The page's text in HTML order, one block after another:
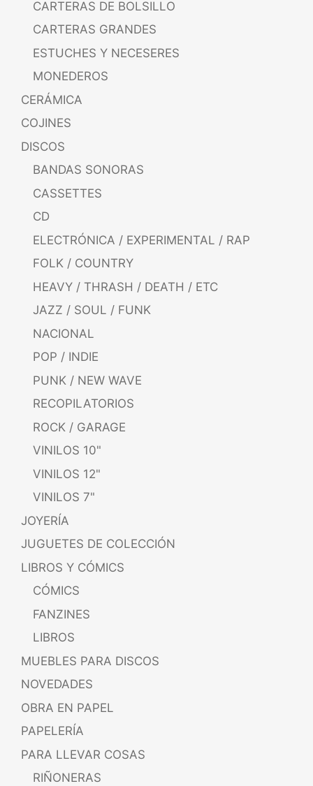
CARTERAS DE BOLSILLO
CARTERAS GRANDES
ESTUCHES Y NECESERES
MONEDEROS
CERÁMICA
COJINES
DISCOS
BANDAS SONORAS
CASSETTES
CD
ELECTRÓNICA / EXPERIMENTAL / RAP
FOLK / COUNTRY
HEAVY / THRASH / DEATH / ETC
JAZZ / SOUL / FUNK
NACIONAL
POP / INDIE
PUNK / NEW WAVE
RECOPILATORIOS
ROCK / GARAGE
VINILOS 10"
VINILOS 12"
VINILOS 7"
JOYERÍA
JUGUETES DE COLECCIÓN
LIBROS Y CÓMICS
CÓMICS
FANZINES
LIBROS
MUEBLES PARA DISCOS
NOVEDADES
OBRA EN PAPEL
PAPELERÍA
PARA LLEVAR COSAS
RIÑONERAS